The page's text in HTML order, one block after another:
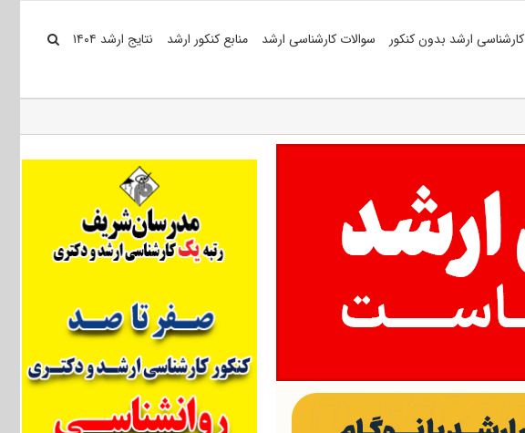
کارشناسی ارشد بدون کنکور سوالات کارشناسی ارشد منابع کنکور ارشد نتایج ارشد ۱۴۰۴